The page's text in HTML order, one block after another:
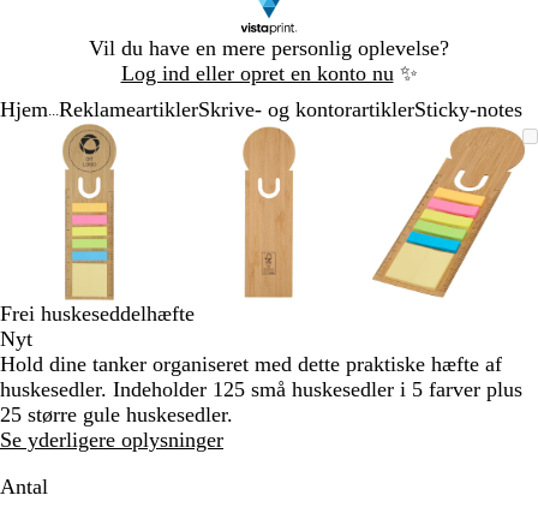
Vil du have en mere personlig oplevelse?
Log ind eller opret en konto nu ✨
1
Hjem ReklameartiklerSkrive- og kontorartiklerSticky-notes
Zoombart
billede
Zoomet
til
minimum
Klik
for
at
udvide
Brug
tasterne
plus
og
minus
til
zoome
piletasterne
til
at
panorere
Zoombart
billede
Zoomet
minimum
Klik
for
at
udvide
Brug
tasterne
plus
og
til
piletasterne
til
Zoombart
billede
Zoomet
til
minimum
Klik
for
at
udvide
Brug
tasterne
plus
og
minus
til
at
til
Frei huskeseddelhæfte
Nyt
Hold dine tanker organiseret med dette praktiske hæfte af
huskesedler. Indeholder 125 små huskesedler i 5 farver plus
25 større gule huskesedler.
Se yderligere oplysninger
Antal